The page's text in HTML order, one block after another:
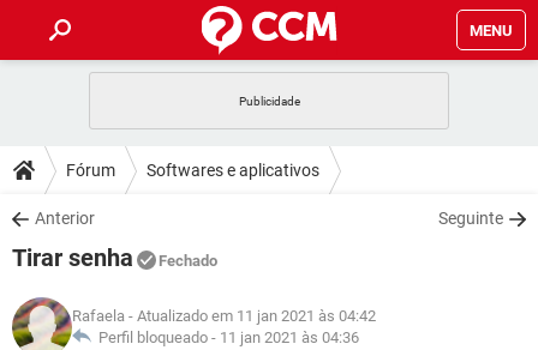
MENU
CELULAR FACEBOOK
OUTLOOK
INSTAGRAM
GUIA DE COMPRAS
DICAS
JOGOS WHATSAPP
INSTAGRAM GMAIL
DOWNLOADS
JOGOS
CELULAR
OUTLOOK EXCEL
JOGOS WHATSAPP
GLOSSÁRIO
Fórum Softwares e aplicativos
Anterior Seguinte
Tirar senha Fechado
Rafaela - Atualizado em 11 jan 2021 às 04:42
Perfil bloqueado - 11 jan 2021 às 04:36